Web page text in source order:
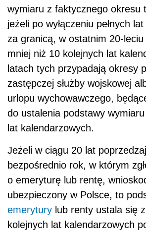
wymiaru z faktycznego okresu
jeżeli po wyłączeniu pełnych
za granicą, w ostatnim 20-leciu
mniej niż 10 kolejnych lat
latach tych przypadają okresy
zastępczej służby wojskowej
urlopu wychowawczego,
do ustalenia podstawy
lat kalendarzowych.
Jeżeli w ciągu 20 lat
bezpośrednio rok, w którym
o emeryturę lub rentę,
ubezpieczony w Polsce, to
emerytury lub renty ustala się
kolejnych lat kalendarzowych